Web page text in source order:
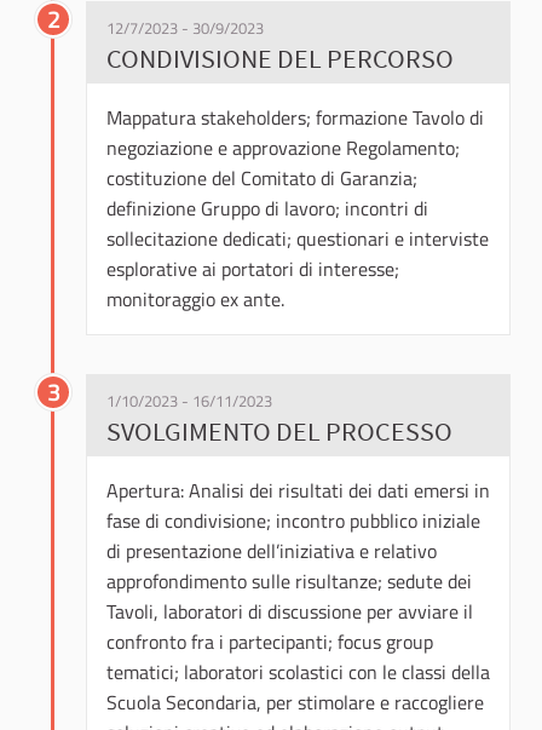
2 12/7/2023 - 30/9/2023
CONDIVISIONE DEL PERCORSO
Mappatura stakeholders; formazione Tavolo di
negoziazione e approvazione Regolamento;
costituzione del Comitato di Garanzia;
definizione Gruppo di lavoro; incontri di
sollecitazione dedicati; questionari e interviste
esplorative ai portatori di interesse;
monitoraggio ex ante.
3 1/10/2023 - 16/11/2023
SVOLGIMENTO DEL PROCESSO
Apertura: Analisi dei risultati dei dati emersi in
fase di condivisione; incontro pubblico iniziale
di presentazione dell’iniziativa e relativo
approfondimento sulle risultanze; sedute dei
Tavoli, laboratori di discussione per avviare il
confronto fra i partecipanti; focus group
tematici; laboratori scolastici con le classi della
Scuola Secondaria, per stimolare e raccogliere